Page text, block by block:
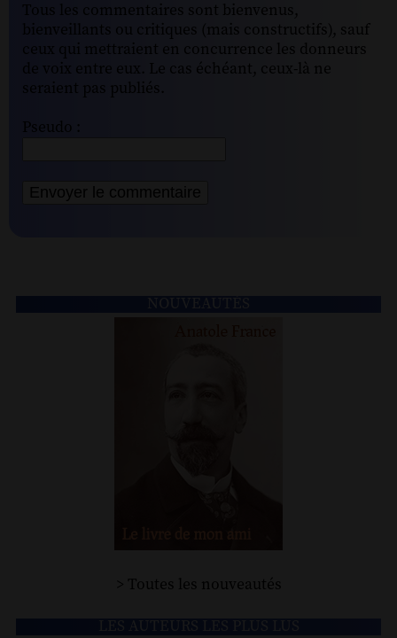
Tous les commentaires sont bienvenus,
bienveillants ou critiques (mais constructifs), sauf
ceux qui mettraient en concurrence les donneurs
de voix entre eux. Le cas échéant, ceux-là ne
seraient pas publiés.
Pseudo :
> Toutes les nouveautés